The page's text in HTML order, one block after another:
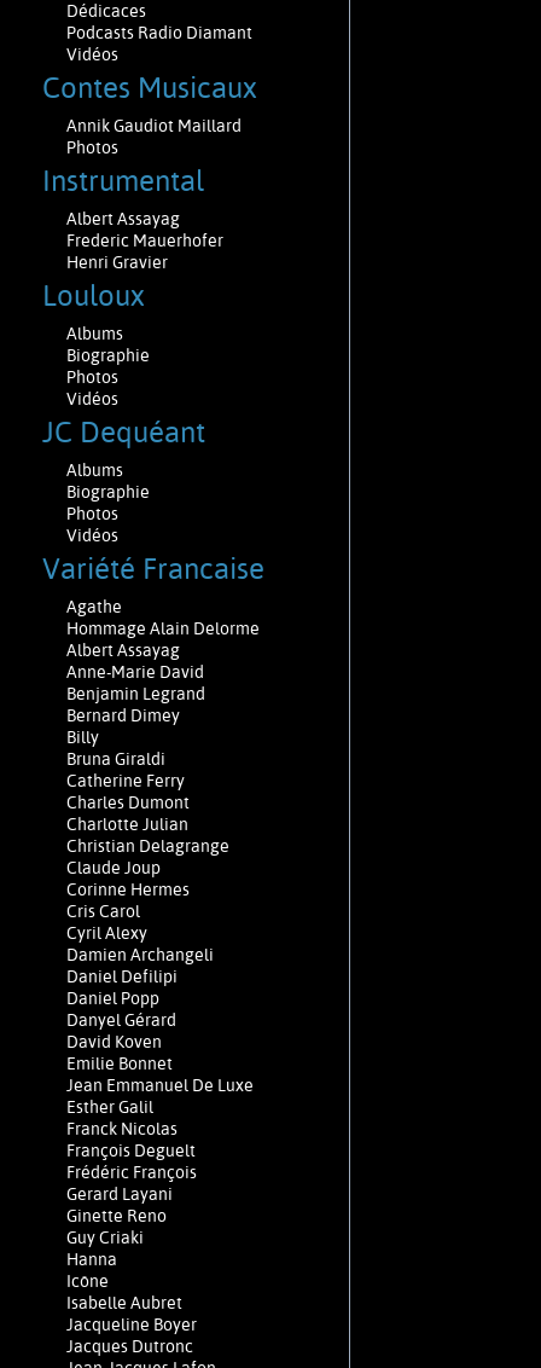
Dédicaces
Podcasts Radio Diamant
Vidéos
Contes Musicaux
Annik Gaudiot Maillard
Photos
Instrumental
Albert Assayag
Frederic Mauerhofer
Henri Gravier
Louloux
Albums
Biographie
Photos
Vidéos
JC Dequéant
Albums
Biographie
Photos
Vidéos
Variété Francaise
Agathe
Hommage Alain Delorme
Albert Assayag
Anne-Marie David
Benjamin Legrand
Bernard Dimey
Billy
Bruna Giraldi
Catherine Ferry
Charles Dumont
Charlotte Julian
Christian Delagrange
Claude Joup
Corinne Hermes
Cris Carol
Cyril Alexy
Damien Archangeli
Daniel Defilipi
Daniel Popp
Danyel Gérard
David Koven
Emilie Bonnet
Jean Emmanuel De Luxe
Esther Galil
Franck Nicolas
François Deguelt
Frédéric François
Gerard Layani
Ginette Reno
Guy Criaki
Hanna
Icône
Isabelle Aubret
Jacqueline Boyer
Jacques Dutronc